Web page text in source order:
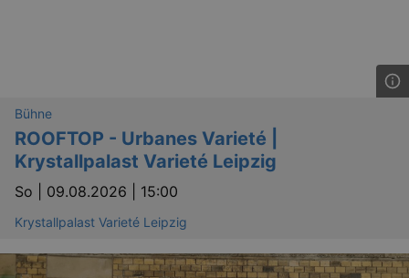
Bühne
ROOFTOP - Urbanes Varieté |
Krystallpalast Varieté Leipzig
So | 09.08.2026 | 15:00
Krystallpalast Varieté Leipzig